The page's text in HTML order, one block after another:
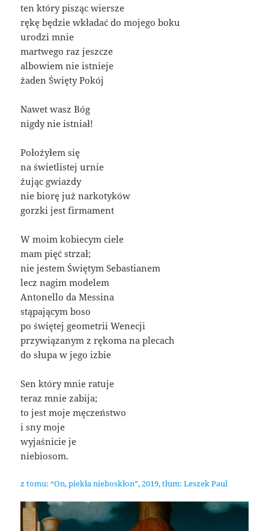
ten który pisząc wiersze
rękę będzie wkładać do mojego boku
urodzi mnie
martwego raz jeszcze
albowiem nie istnieje
żaden Święty Pokój
Nawet wasz Bóg
nigdy nie istniał!
Położyłem się
na świetlistej urnie
żując gwiazdy
nie biorę już narkotyków
gorzki jest firmament
W moim kobiecym ciele
mam pięć strzał;
nie jestem Świętym Sebastianem
lecz nagim modelem
Antonello da Messina
stąpającym boso
po świętej geometrii Wenecji
przywiązanym z rękoma na plecach
do słupa w jego izbie
Sen który mnie ratuje
teraz mnie zabija;
to jest moje męczeństwo
i sny moje
wyjaśnicie je
niebiosom.
z tomu: “On, piekła nieboskłon”, 2019, tłum: Leszek Paul